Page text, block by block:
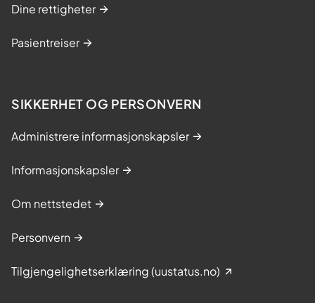
Dine rettigheter
Pasientreiser
SIKKERHET OG PERSONVERN
Administrere informasjonskapsler
Informasjonskapsler
Om nettstedet
Personvern
Tilgjengelighetserklæring (uustatus.no)